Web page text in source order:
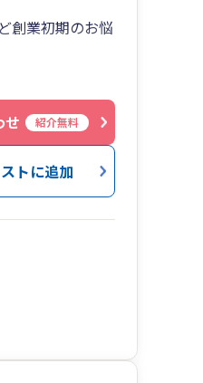
創業初期のお悩
ろいろなITツ
く行うことがで
。
せ 紹介無料
トに追加